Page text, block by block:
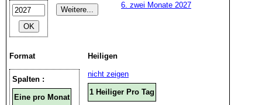
6. zwei Monate 2027
Format
Spalten :
Eine pro Monat
Heiligen
nicht zeigen
1 Heiliger Pro Tag